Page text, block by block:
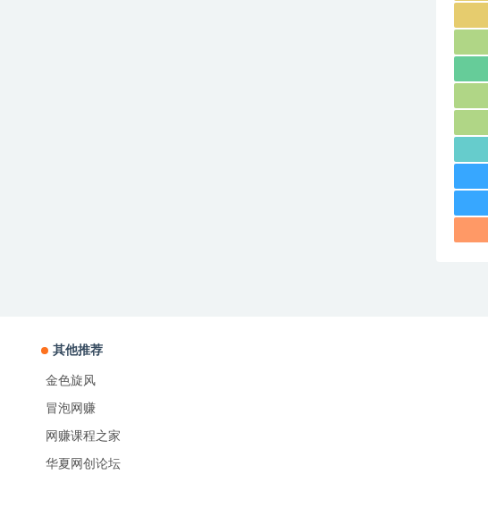
其他推荐
金色旋风
冒泡网赚
网赚课程之家
华夏网创论坛